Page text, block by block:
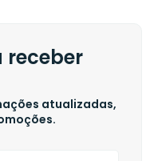
atualizadas,